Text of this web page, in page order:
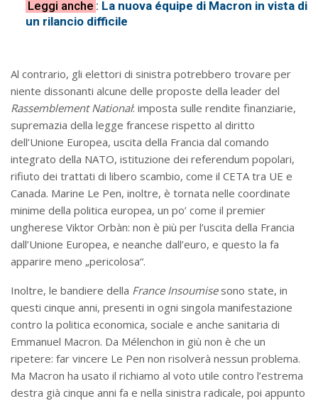
Leggi anche : La nuova équipe di Macron in vista di
un rilancio difficile
Al contrario, gli elettori di sinistra potrebbero trovare per
niente dissonanti alcune delle proposte della leader del
Rassemblement National: imposta sulle rendite finanziarie,
supremazia della legge francese rispetto al diritto
dell’Unione Europea, uscita della Francia dal comando
integrato della NATO, istituzione dei referendum popolari,
rifiuto dei trattati di libero scambio, come il CETA tra UE e
Canada. Marine Le Pen, inoltre, è tornata nelle coordinate
minime della politica europea, un po’ come il premier
ungherese Viktor Orbàn: non è più per l’uscita della Francia
dall’Unione Europea, e neanche dall’euro, e questo la fa
apparire meno „pericolosa“.
Inoltre, le bandiere della France Insoumisesono state, in
questi cinque anni, presenti in ogni singola manifestazione
contro la politica economica, sociale e anche sanitaria di
Emmanuel Macron. Da Mélenchon in giù non è che un
ripetere: far vincere Le Pen non risolverà nessun problema.
Ma Macron ha usato il richiamo al voto utile contro l’estrema
destra già cinque anni fa e nella sinistra radicale, poi appunto